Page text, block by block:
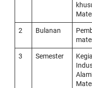
2 Bulanan
3 Semester